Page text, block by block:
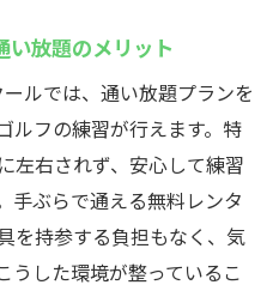
い放題のメリット
ルでは、通い放題プランを
ルフの練習が行えます。特
左右されず、安心して練習
手ぶらで通える無料レンタ
を持参する負担もなく、気
うした環境が整っているこ